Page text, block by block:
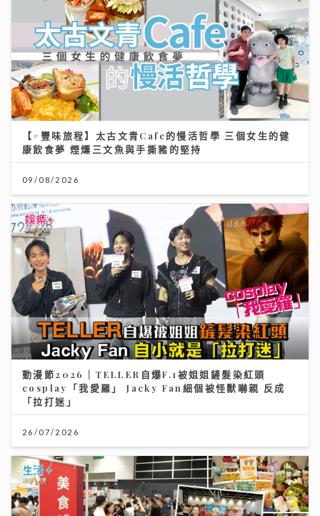
【#豐味旅程】太古文青Cafe的慢活哲學 三個女生的健
康飲食夢 煙燻三文魚與手撕豬的堅持
09/08/2026
動漫節2026｜TELLER自爆F.1被姐姐鏟髮染紅頭
cosplay「我愛羅」 Jacky Fan細個被怪獸嚇親 反成
「拉打迷」
26/07/2026